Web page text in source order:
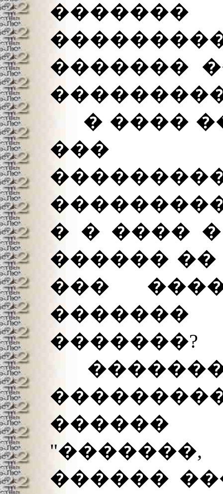
�������
� ����
���
� � ����
������ ��
���
�������?
������
������